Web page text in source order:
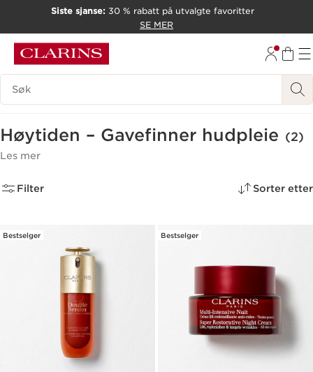
GÅ TIL BUNNTEKST
Siste sjanse: 30 % rabatt på utvalgte favoritter
SE MER
Søk Forklaring
Høytiden – Gavefinner hudpleie (2)
Les mer
Filter Sorter etter
Bestselger Bestselger